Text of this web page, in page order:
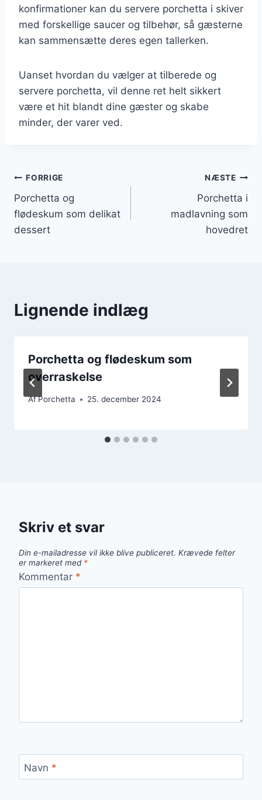
konfirmationer kan du servere porchetta i skiver
med forskellige saucer og tilbehør, så gæsterne
kan sammensætte deres egen tallerken.
Uanset hvordan du vælger at tilberede og
servere porchetta, vil denne ret helt sikkert
være et hit blandt dine gæster og skabe
minder, der varer ved.
Indlægsnavigation
FORRIGE
Porchetta og
flødeskum som delikat
dessert
NÆSTE
Porchetta i
madlavning som
hovedret
Lignende indlæg
Porchetta og flødeskum som
overraskelse
AfPorchetta 25. december 2024
Skriv et svar
Din e-mailadresse vil ikke blive publiceret. Krævede felter
er markeret med *
Kommentar *
Navn *